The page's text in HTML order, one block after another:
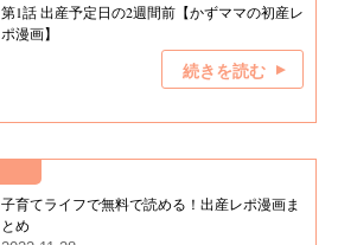
第1話 出産予定日の2週間前【かずママの初産レ
ポ漫画】
続きを読む
子育てライフで無料で読める！出産レポ漫画ま
とめ